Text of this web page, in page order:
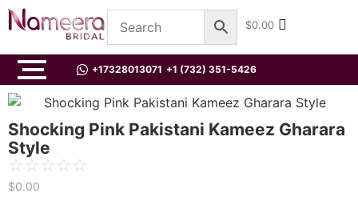
$0.00
+17328013071 +1 (732) 351-5426
Shocking Pink Pakistani Kameez Gharara
Style
☆☆☆☆☆
$0.00